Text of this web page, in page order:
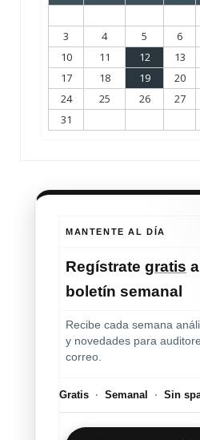
3
4 5 6
10
11 12 13
17
18 19 20
24
25 26 27
31
MANTENTE AL DÍA
Regístrate gratis
boletín semanal
Recibe cada semana
y novedades para
correo.
Gratis · Semanal · Sin